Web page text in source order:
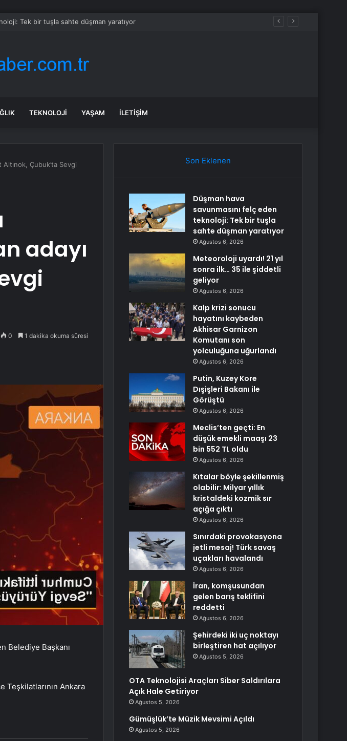
şiddetli geliyor
TEKNOLOJI YAŞAM İLETIŞIM
Çubuk’ta Sevgi
adayı
0 1 dakika okuma süresi
Belediye Başkanı
Teşkilatlarının Ankara
Son Eklenen
Düşman hava
savunmasını felç eden
teknoloji: Tek bir tuşla
sahte düşman yaratıyor
Ağustos 6, 2026
Meteoroloji uyardı! 21 yıl
sonra ilk… 35 ile şiddetli
geliyor
Ağustos 6, 2026
Kalp krizi sonucu
hayatını kaybeden
Akhisar Garnizon
Komutanı son
yolculuğuna uğurlandı
Ağustos 6, 2026
Putin, Kuzey Kore
Dışişleri Bakanı ile
Görüştü
Ağustos 6, 2026
Meclis’ten geçti: En
düşük emekli maaşı 23
bin 552 TL oldu
Ağustos 6, 2026
Kıtalar böyle şekillenmiş
olabilir: Milyar yıllık
kristaldeki kozmik sır
açığa çıktı
Ağustos 6, 2026
Sınırdaki provokasyona
jetli mesaj! Türk savaş
uçakları havalandı
Ağustos 6, 2026
İran, komşusundan
gelen barış teklifini
reddetti
Ağustos 6, 2026
Şehirdeki iki uç noktayı
birleştiren hat açılıyor
Ağustos 5, 2026
OTA Teknolojisi Araçları Siber Saldırılara
Açık Hale Getiriyor
Ağustos 5, 2026
Gümüşlük’te Müzik Mevsimi Açıldı
Ağustos 5, 2026